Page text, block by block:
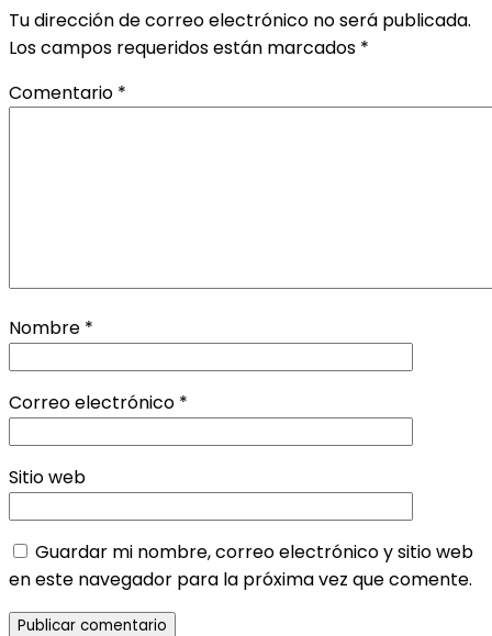
Tu dirección de correo electrónico no será publicada.
Los campos requeridos están marcados *
Comentario *
Nombre *
Correo electrónico *
Sitio web
Guardar mi nombre, correo electrónico y sitio web
en este navegador para la próxima vez que comente.